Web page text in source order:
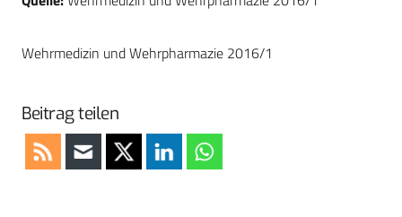
Wehrmedizin und Wehrpharmazie 2016/1
Beitrag teilen